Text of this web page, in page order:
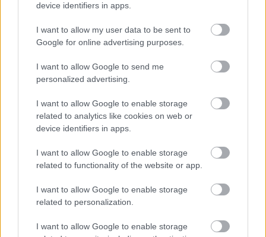
device identifiers in apps.
I want to allow my user data to be sent to
Google for online advertising purposes.
I want to allow Google to send me
personalized advertising.
I want to allow Google to enable storage
related to analytics like cookies on web or
device identifiers in apps.
I want to allow Google to enable storage
related to functionality of the website or app.
I want to allow Google to enable storage
related to personalization.
I want to allow Google to enable storage
Hortus - nyereményjáték 3.
kapanyél •2014. szeptember 10.
Elérkeztünk a Hortus-nyereményjáték harmadik,
egyben utolsó fordulójához. A mai kérdés: Melyik
kamilla 2. harangvirág 3. pipacs Az előző két kérdést
itt és itt találjátok. A három választ együtt kérjük
beküldeni a kapanyelinfo@gmail.com címre a…
Nagy Kapanyél TOTÓ -
Eredményhirdetés
Nyereményjáték